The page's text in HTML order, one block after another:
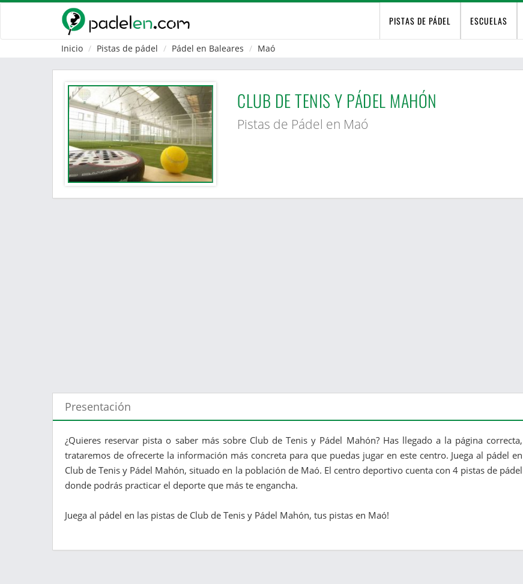
PISTAS DE PÁDEL ESCUELAS
Inicio Pistas de pádel Pádel en Baleares Maó
CLUB DE TENIS Y PÁDEL MAHÓN
Pistas de Pádel en Maó
Presentación
¿Quieres reservar pista o saber más sobre Club de Tenis y Pádel Mahón? Has llegado a la página correcta,
trataremos de ofrecerte la información más concreta para que puedas jugar en este centro. Juega al pádel en
Club de Tenis y Pádel Mahón, situado en la población de Maó. El centro deportivo cuenta con 4 pistas de pádel
donde podrás practicar el deporte que más te engancha.
Juega al pádel en las pistas de Club de Tenis y Pádel Mahón, tus pistas en Maó!